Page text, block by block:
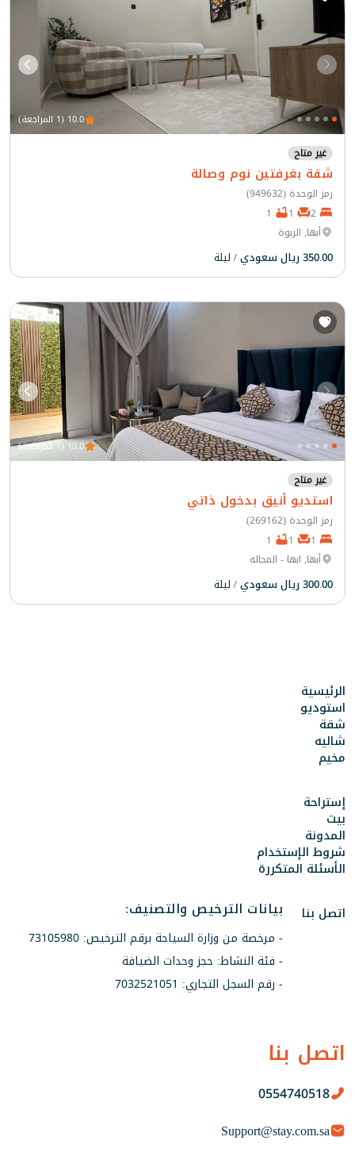
10.0 (1 المراجعة)
غير متاح
شقة بغرفتين نوم وصالة
رمز الوحدة (949632)
أبها, الربوة
350.00 ريال سعودي / ليلة
10.0 (1 المراجعة)
غير متاح
استديو أنيق بدخول ذاتي
رمز الوحدة (269162)
أبها, ابها - المحاله
300.00 ريال سعودي / ليلة
اتصل بنا
0554740518
Support@stay.com.sa
الرئيسية
استوديو
شقة
شاليه
مخيم
إستراحة
بيت
المدونة
شروط الإستخدام
الأسئلة المتكررة
اتصل بنا
بيانات الترخيص والتصنيف:
- مرخصة من وزارة السياحة برقم الترخيص: 73105980
- فئة النشاط: حجز وحدات الضيافة
- رقم السجل التجاري: 7032521051